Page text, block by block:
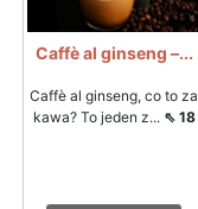
Caffè al ginseng –...
Caffè al ginseng, co to za
kawa? To jeden z... ⇖ 18